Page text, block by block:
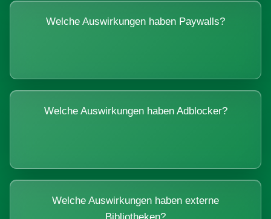
Welche Auswirkungen haben Paywalls?
Welche Auswirkungen haben Adblocker?
Welche Auswirkungen haben externe